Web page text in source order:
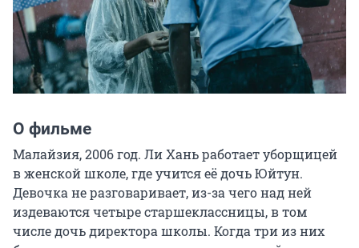
О фильме
Малайзия, 2006 год. Ли Хань работает уборщицей
в женской школе, где учится её дочь Юйтун.
Девочка не разговаривает, из-за чего над ней
издеваются четыре старшеклассницы, в том
числе дочь директора школы. Когда три из них